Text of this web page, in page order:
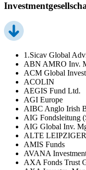
1.Sicav Global
ABN AMRO Inv.
ACM Global
ACOLIN
AEGIS Fund Ltd.
AGI Europe
AIBC Anglo Irish
AIG Fondsleitung
AIG Global Inv.
ALTE LEIPZIGER
AMIS Funds
AVANA
AXA Fonds Trust